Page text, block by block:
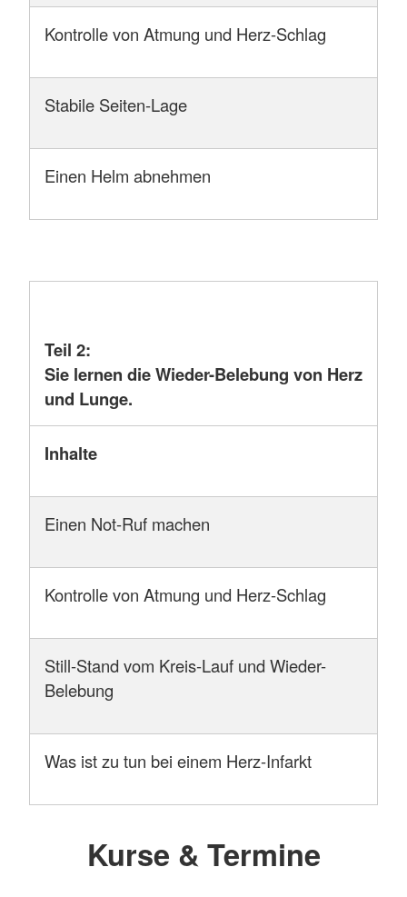
Kontrolle von Atmung und Herz-Schlag
Stabile Seiten-Lage
Einen Helm abnehmen
Teil 2:
Sie lernen die Wieder-Belebung von Herz
und Lunge.
Inhalte
Einen Not-Ruf machen
Kontrolle von Atmung und Herz-Schlag
Still-Stand vom Kreis-Lauf und Wieder-
Belebung
Was ist zu tun bei einem Herz-Infarkt
Kurse & Termine